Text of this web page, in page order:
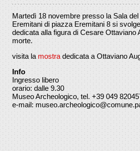
Martedì 18 novembre presso la Sala
Eremitani di piazza Eremitani 8 si
dedicata alla figura di Cesare Ottaviano
morte.
visita la mostra dedicata a Ottaviano
Info
Ingresso libero
orario: dalle 9.30
Museo Archeologico, tel. +39 049
e-mail: